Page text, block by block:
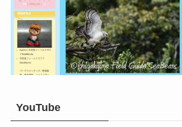
YouTube